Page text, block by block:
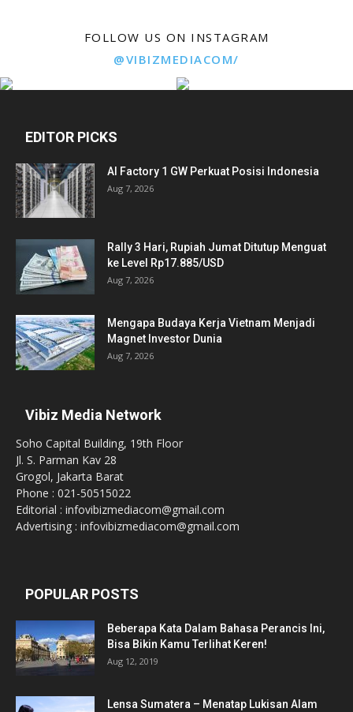
FOLLOW US ON INSTAGRAM
@VIBIZMEDIACOM/
EDITOR PICKS
AI Factory 1 GW Perkuat Posisi Indonesia
Aug 7, 2026
Rally 3 Hari, Rupiah Jumat Ditutup Menguat
ke Level Rp17.885/USD
Aug 7, 2026
Mengapa Budaya Kerja Vietnam Menjadi
Magnet Investor Dunia
Aug 7, 2026
Vibiz Media Network
Soho Capital Building, 19th Floor
Jl. S. Parman Kav 28
Grogol, Jakarta Barat
Phone : 021-50515022
Editorial : infovibizmediacom@gmail.com
Advertising : infovibizmediacom@gmail.com
POPULAR POSTS
Beberapa Kata Dalam Bahasa Perancis Ini,
Bisa Bikin Kamu Terlihat Keren!
Aug 12, 2019
Lensa Sumatera – Menatap Lukisan Alam